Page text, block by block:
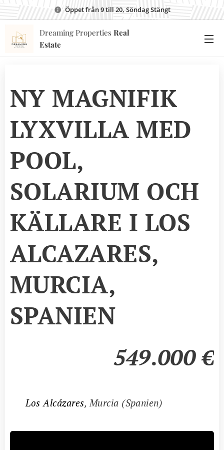
Öppet från 9 till 20, Söndag Stängt
Dreaming Properties Real
Estate
NY MAGNIFIK
LYXVILLA MED
POOL,
SOLARIUM OCH
KÄLLARE I LOS
ALCAZARES,
MURCIA,
SPANIEN
549.000 €
📍Los Alcázares, Murcia (Spanien)